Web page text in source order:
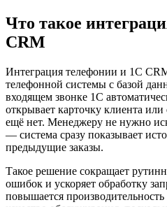
Что такое
CRM
Интеграция телефонии и 1С
телефонной системы с базой
входящем звонке 1С
открывает карточку клиента или
ещё нет. Менеджеру не нужно
— система сразу показывает
предыдущие заказы.
Такое решение сокращает
ошибок и ускоряет обработку
повышается